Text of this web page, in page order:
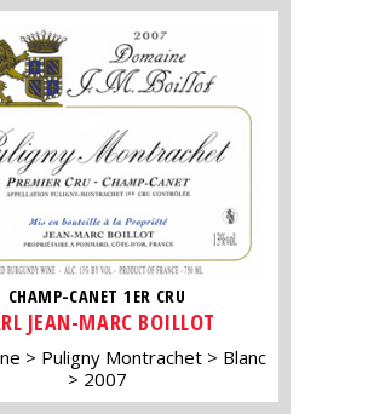
CHAMP-CANET 1ER CRU
JEAN-MARC BOILLOT
Puligny Montrachet
Blanc
2007